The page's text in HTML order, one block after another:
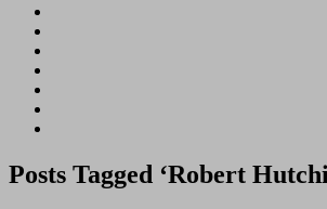
Posts Tagged ‘Robert